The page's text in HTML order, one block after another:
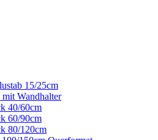
15/25cm
Wandhalter
40/60cm
60/90cm
80/120cm